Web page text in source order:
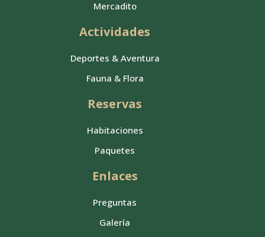
Mercadito
Actividades
Deportes & Aventura
Fauna & Flora
Reservas
Habitaciones
Paquetes
Enlaces
Preguntas
Galería